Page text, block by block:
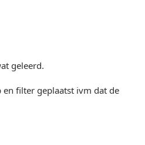
geleerd.
en filter geplaatst ivm dat de